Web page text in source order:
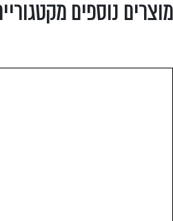
מוצרים נוספים